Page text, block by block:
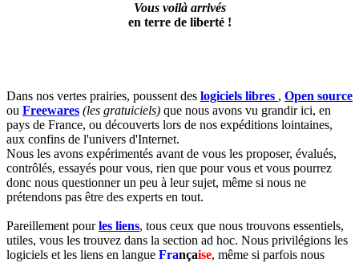
Vous voilà arrivés
en terre de liberté !
Dans nos vertes prairies, poussent des logiciels libres , Open source
ou Freewares (les gratuiciels) que nous avons vu grandir ici, en
pays de France, ou découverts lors de nos expéditions lointaines,
aux confins de l'univers d'Internet.
Nous les avons expérimentés avant de vous les proposer, évalués,
contrôlés, essayés pour vous, rien que pour vous et vous pourrez
donc nous questionner un peu à leur sujet, même si nous ne
prétendons pas être des experts en tout.
Pareillement pourles liens, tous ceux que nous trouvons essentiels,
utiles, vous les trouvez dans la section ad hoc. Nous privilégions les
logiciels et les liens en langue Française, même si parfois nous